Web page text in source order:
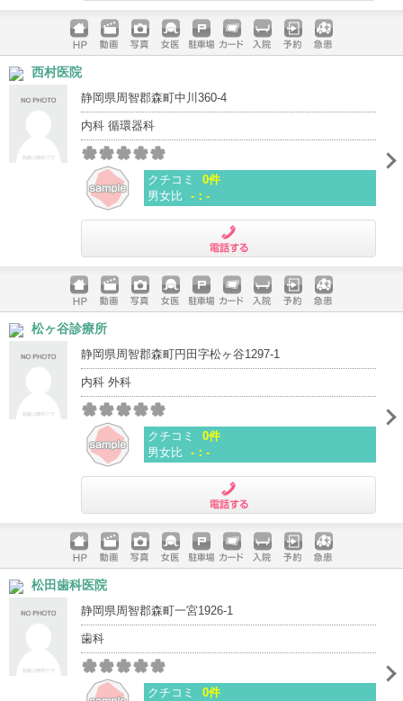
ホームペ
ージ
動画 写真 女医 駐車場
クレジッ
入院 予約 急患
西村医院
静岡県周智郡森町中川360-4
内科 循環器科
クチコミ
0件
男女比 -：-
ホームペ
ージ
動画 写真 女医 駐車場
クレジッ
入院 予約 急患
松ヶ谷診療所
静岡県周智郡森町円田字松ヶ谷1297-1
内科 外科
クチコミ
0件
男女比 -：-
ホームペ
ージ
動画 写真 女医 駐車場
クレジッ
入院 予約 急患
松田歯科医院
静岡県周智郡森町一宮1926-1
歯科
クチコミ
0件